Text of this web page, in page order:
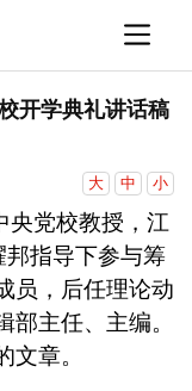
开学典礼讲话稿
大
中 小
央党校教授，江
邦指导下参与筹
员，后任理论动
主任、主编。
章。